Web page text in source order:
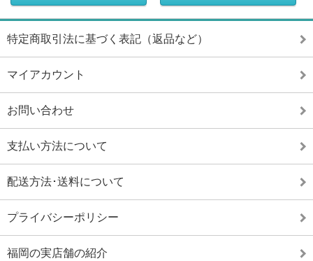
特定商取引法に基づく表記（返品など）
マイアカウント
お問い合わせ
支払い方法について
配送方法･送料について
プライバシーポリシー
福岡の実店舗の紹介